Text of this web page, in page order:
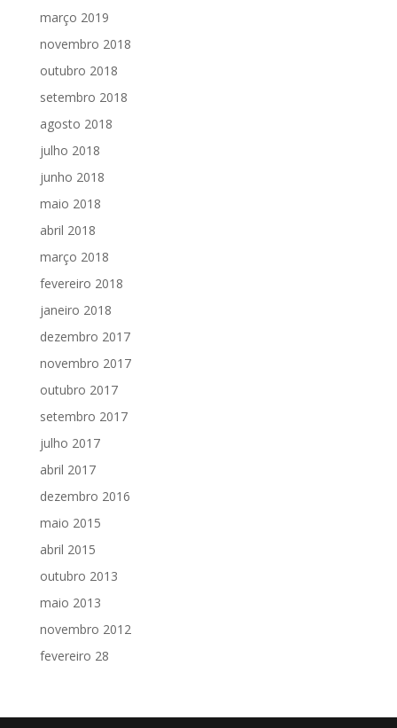
março 2019
novembro 2018
outubro 2018
setembro 2018
agosto 2018
julho 2018
junho 2018
maio 2018
abril 2018
março 2018
fevereiro 2018
janeiro 2018
dezembro 2017
novembro 2017
outubro 2017
setembro 2017
julho 2017
abril 2017
dezembro 2016
maio 2015
abril 2015
outubro 2013
maio 2013
novembro 2012
fevereiro 28